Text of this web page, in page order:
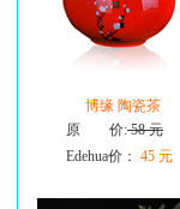
博缘 陶瓷茶
原 价:58 元
Edehua价： 45 元